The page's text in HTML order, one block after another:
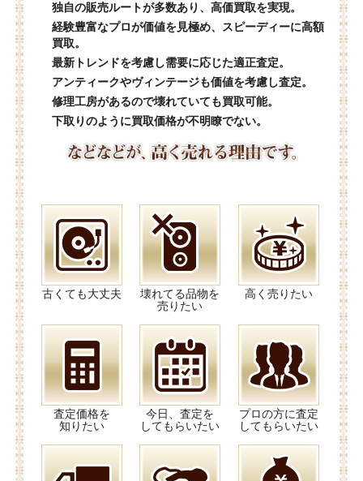
独自の販売ルートが多数あり、高価買取を実現。
経験豊富なプロが価値を見極め、スピーディーに高額
買取。
最新トレンドを考慮し需要に応じた適正査定。
アンティークやヴィンテージも価値を考慮し査定。
修理工房があるので壊れていても買取可能。
下取りのように買取価格が不明瞭でない。
古くても大丈夫
壊れてる品物を
売りたい
高く売りたい
査定価格を
知りたい
今日、査定を
してもらいたい
プロの方に査定
してもらいたい